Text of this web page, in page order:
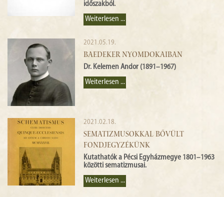
időszakból.
Weiterlesen ...
2021.05.19.
BAEDEKER NYOMDOKAIBAN
Dr. Kelemen Andor (1891–1967)
Weiterlesen ...
2021.02.18.
SEMATIZMUSOKKAL BŐVÜLT
FONDJEGYZÉKÜNK
Kutathatók a Pécsi Egyházmegye 1801–1963
közötti sematizmusai.
Weiterlesen ...